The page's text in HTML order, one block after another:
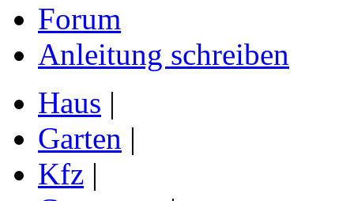
Forum
Anleitung schreiben
Haus |
Garten |
Kfz |